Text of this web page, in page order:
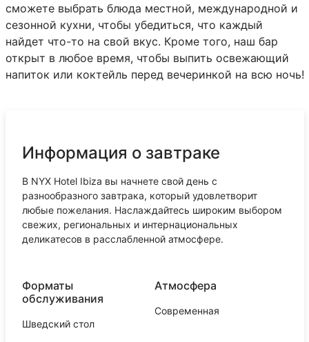
сможете выбрать блюда местной, международной и
сезонной кухни, чтобы убедиться, что каждый
найдет что-то на свой вкус. Кроме того, наш бар
открыт в любое время, чтобы выпить освежающий
напиток или коктейль перед вечеринкой на всю ночь!
Информация о завтраке
В NYX Hotel Ibiza вы начнете свой день с
разнообразного завтрака, который удовлетворит
любые пожелания. Наслаждайтесь широким выбором
свежих, региональных и интернациональных
деликатесов в расслабленной атмосфере.
Форматы
обслуживания
Шведский стол
Атмосфера
Современная